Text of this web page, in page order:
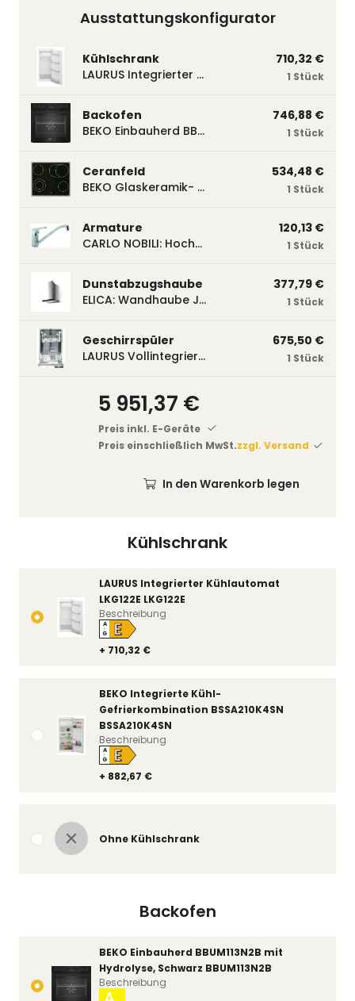
Kühlschrank
LAURUS Integrierter Kühlautomat
LKG122E LKG122E
+ 710,32 €
A
↑
G E
Beschreibung
BEKO Integrierte Kühl-
Gefrierkombination BSSA210K4SN
BSSA210K4SN
+ 882,67 €
A
↑
G E
Beschreibung
Ohne Kühlschrank
Backofen
BEKO Einbauherd BBUM113N2B mit
Hydrolyse, Schwarz BBUM113N2B
Beschreibung
Ausstattungskonfigurator
Kühlschrank
LAURUS Integrierter Kühlautomat LKG122E LKG122E
710,32 €
1 Stück
Backofen
BEKO Einbauherd BBUM113N2B mit Hydrolyse, Schwarz BBUM113N2B
746,88 €
1 Stück
Ceranfeld
BEKO Glaskeramik- Strahlungskochfeld EH 9641 XHN, herdgebunden EH9641XHN
534,48 €
1 Stück
Armature
CARLO NOBILI: Hochdruck- Einhebelmischbatterie Blue, Mischbatterie verchromt 17770
120,13 €
1 Stück
Dunstabzugshaube
ELICA: Wandhaube JOYE 60-A,600 mm breit Edelstahl JOYE60A
377,79 €
1 Stück
Geschirrspüler
LAURUS Vollintegrierter Geschirrspüler LSV45-3, 450 mm breit, 3 Programme LSV45-3
675,50 €
1 Stück
5 951,37 €
Preis inkl. E-Geräte
Preis einschließlich MwSt.zzgl. Versand
In den Warenkorb legen